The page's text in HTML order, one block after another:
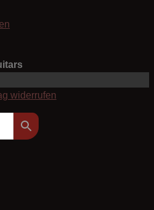
widerrufen